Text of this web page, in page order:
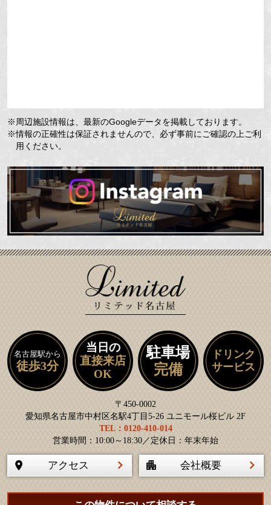
※周辺施設情報は、最新のGoogleデータを掲載しております。
※情報の正確性は保証されませんので、必ず事前にご確認の上ご利
用ください。
名古屋駅から
徒歩3分
当日の
直接来店
OK
駐車場
完備
ドリンク
サービス
〒450-0002
愛知県名古屋市中村区名駅4丁目5-26 ユニモール桜ビル 2F
TEL：0120-410-014
営業時間：10:00～18:30／定休日：年末年始
アクセス 会社概要